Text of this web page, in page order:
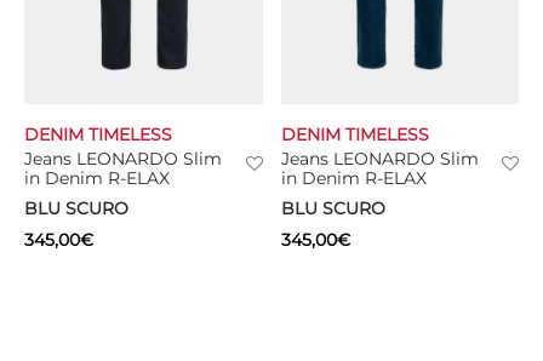
Jeans LEONARDO Slim
in Denim R-ELAX
BLU SCURO
DENIM TIMELESS
345,00€
Jeans LEONARDO Slim
in Denim R-ELAX
BLU SCURO
DENIM TIMELESS
345,00€